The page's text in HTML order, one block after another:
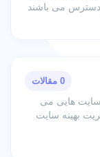
دسترس می باشند
0 مقالات
سایت هایی می
بهینه سایت